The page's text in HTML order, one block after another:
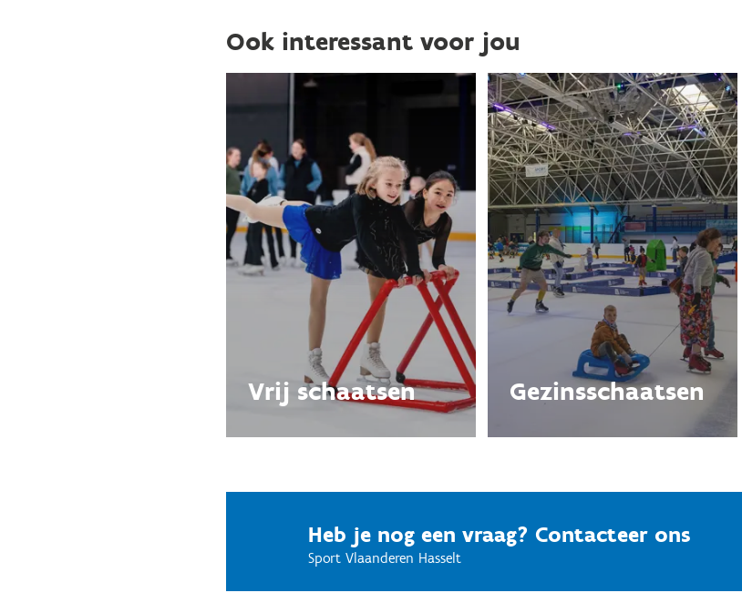
Ook interessant voor jou
Vrij schaatsen Gezinsschaatsen
Heb je nog een vraag? Contacteer ons
Sport Vlaanderen Hasselt